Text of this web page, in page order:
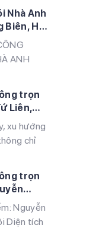
công
anh
Trì, Hà
theo
[…]
Nhà Anh
Biên, Hà
ANH
là đơn vị
ở gia
tại phố
Nội.
trọn
Liên,
xu hướng
chỉ
bền
Tứ Liên,
tiêu biểu
nét […]
trọn
Nguyễn
Diện tích